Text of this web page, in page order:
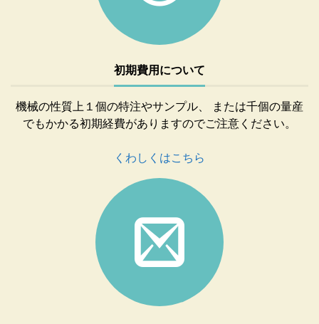
初期費用について
機械の性質上１個の特注やサンプル、 または千個の量産
でもかかる初期経費がありますのでご注意ください。
くわしくはこちら